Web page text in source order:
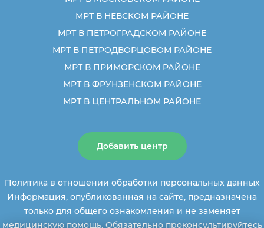
МРТ В НЕВСКОМ РАЙОНЕ
МРТ В ПЕТРОГРАДСКОМ РАЙОНЕ
МРТ В ПЕТРОДВОРЦОВОМ РАЙОНЕ
МРТ В ПРИМОРСКОМ РАЙОНЕ
МРТ В ФРУНЗЕНСКОМ РАЙОНЕ
МРТ В ЦЕНТРАЛЬНОМ РАЙОНЕ
Добавить центр
Политика в отношении обработки персональных данных
Информация, опубликованная на сайте, предназначена
только для общего ознакомления и не заменяет
медицинскую помощь. Обязательно проконсультируйтесь